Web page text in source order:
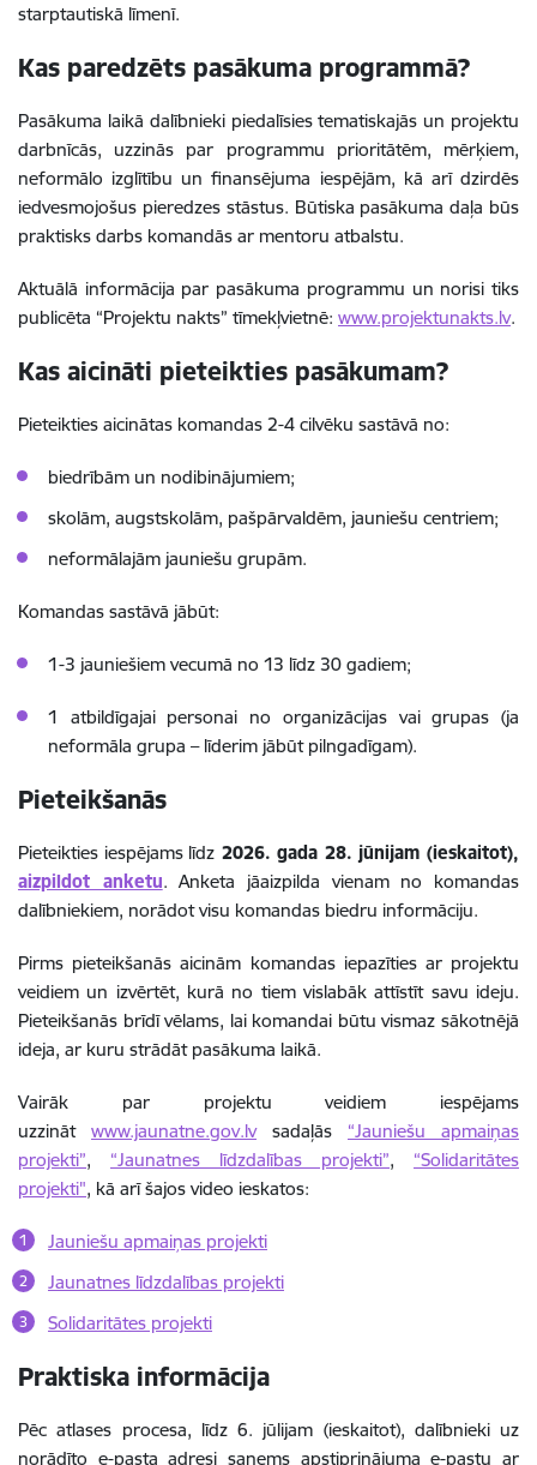
starptautiskā līmenī.
Kas paredzēts pasākuma programmā?
Pasākuma laikā dalībnieki piedalīsies tematiskajās un projektu
darbnīcās, uzzinās par programmu prioritātēm, mērķiem,
neformālo izglītību un finansējuma iespējām, kā arī dzirdēs
iedvesmojošus pieredzes stāstus. Būtiska pasākuma daļa būs
praktisks darbs komandās ar mentoru atbalstu.
Aktuālā informācija par pasākuma programmu un norisi tiks
publicēta “Projektu nakts” tīmekļvietnē: www.projektunakts.lv.
Kas aicināti pieteikties pasākumam?
Pieteikties aicinātas komandas 2-4 cilvēku sastāvā no:
biedrībām un nodibinājumiem;
skolām, augstskolām, pašpārvaldēm, jauniešu centriem;
neformālajām jauniešu grupām.
Komandas sastāvā jābūt:
1-3 jauniešiem vecumā no 13 līdz 30 gadiem;
1 atbildīgajai personai no organizācijas vai grupas (ja
neformāla grupa – līderim jābūt pilngadīgam).
Pieteikšanās
Pieteikties iespējams līdz 2026. gada 28. jūnijam (ieskaitot),
aizpildot anketu. Anketa jāaizpilda vienam no komandas
dalībniekiem, norādot visu komandas biedru informāciju.
Pirms pieteikšanās aicinām komandas iepazīties ar projektu
veidiem un izvērtēt, kurā no tiem vislabāk attīstīt savu ideju.
Pieteikšanās brīdī vēlams, lai komandai būtu vismaz sākotnējā
ideja, ar kuru strādāt pasākuma laikā.
Vairāk par projektu veidiem iespējams
uzzināt www.jaunatne.gov.lvsadaļās “Jauniešu apmaiņas
projekti”, “Jaunatnes līdzdalības projekti”, “Solidaritātes
projekti", kā arī šajos video ieskatos:
Jauniešu apmaiņas projekti
Jaunatnes līdzdalības projekti
Solidaritātes projekti
Praktiska informācija
Pēc atlases procesa, līdz 6. jūlijam (ieskaitot), dalībnieki uz
norādīto e-pasta adresi saņems apstiprinājuma e-pastu ar